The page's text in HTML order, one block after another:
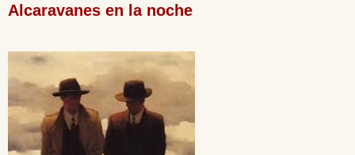
Alcaravanes en la noche